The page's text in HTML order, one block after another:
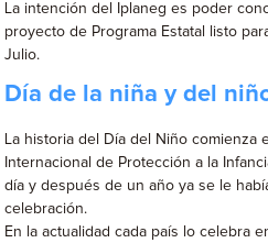
La intención del Iplaneg es poder
proyecto de Programa Estatal listo
Julio.
Día de la niña y del
La historia del Día del Niño comienza
Internacional de Protección a la
día y después de un año ya se le
celebración.
En la actualidad cada país lo celebra